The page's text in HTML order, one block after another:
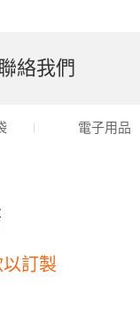
訂製
絡我們
電子用品